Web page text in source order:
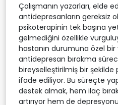
Çalışmanın yazarları, elde
antidepresanların gereksiz
psikoterapinin tek başına
gelmediğini özellikle
hastanın durumuna özel
antidepresan bırakma
bireyselleştirilmiş bir şekilde
ifade ediliyor. Bu süreçte
destek almak, hem ilaç
artırıyor hem de